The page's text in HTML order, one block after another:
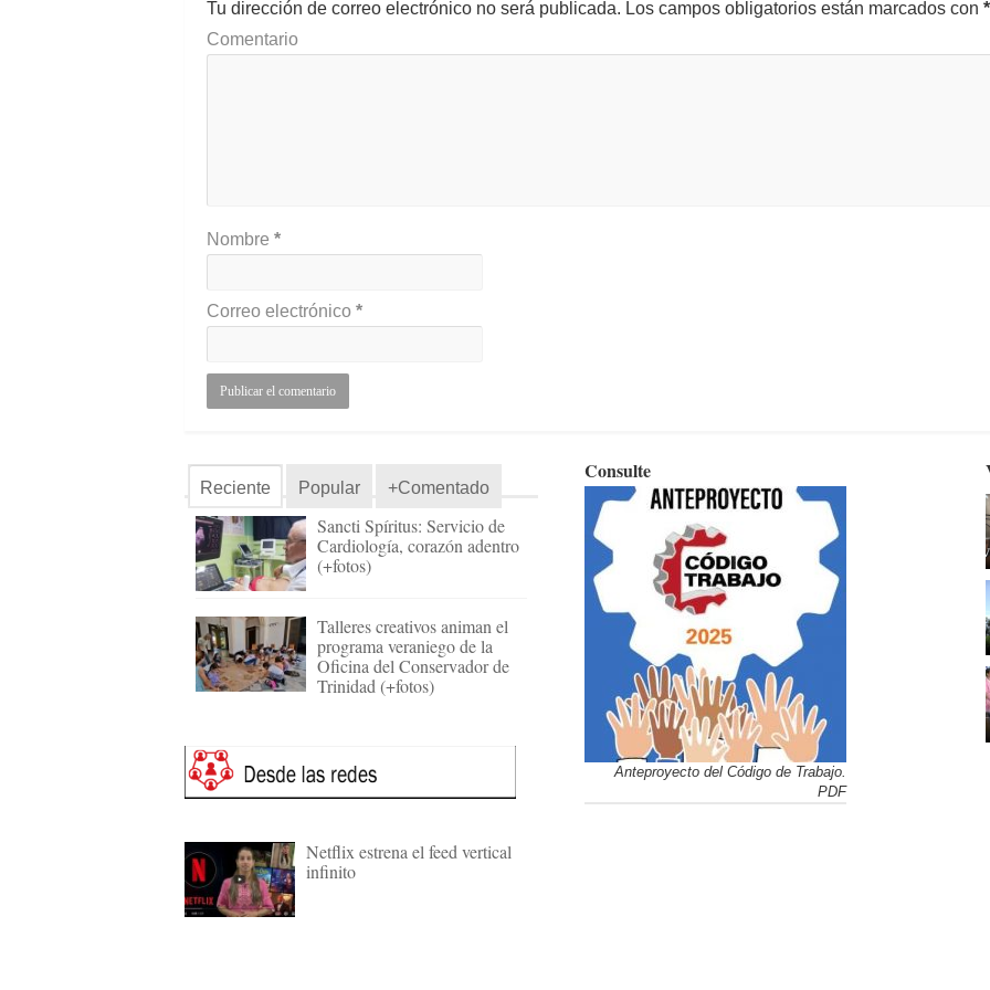
Tu dirección de correo electrónico no será publicada. Los campos obligatorios están marcados con *
Comentario
Nombre *
Correo electrónico *
Reciente Popular +Comentado
Sancti Spíritus: Servicio de
Cardiología, corazón adentro
(+fotos)
Talleres creativos animan el
programa veraniego de la
Oficina del Conservador de
Trinidad (+fotos)
Netflix estrena el feed vertical
infinito
Consulte
Anteproyecto del Código de Trabajo.
PDF